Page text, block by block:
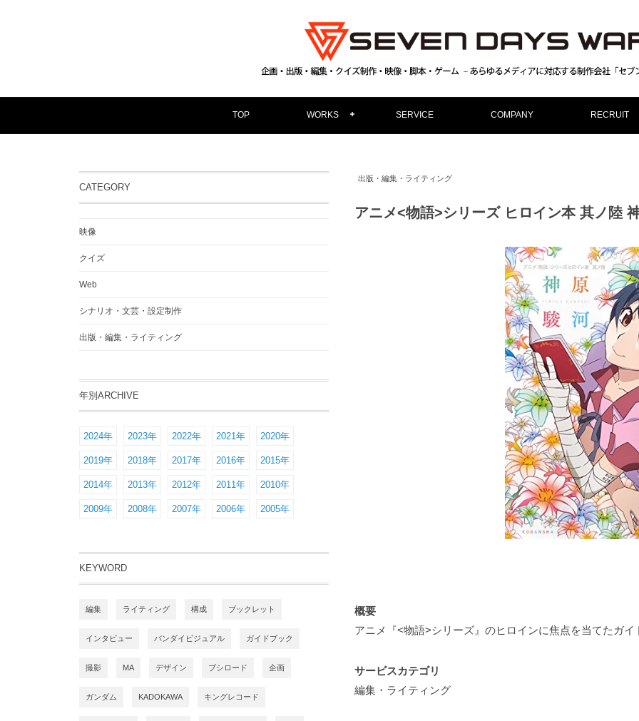
TOP WORKS SERVICE COMPANY RECRUIT
出版・編集・ライティング
アニメ<物語>シリーズ ヒロイン本 其ノ陸
概要
アニメ『<物語>シリーズ』のヒロインに焦点を当てたガ
サービスカテゴリ
編集・ライティング
CATEGORY
映像
クイズ
Web
シナリオ・文芸・設定制作
出版・編集・ライティング
年別ARCHIVE
2024年 2023年 2022年 2021年 2020年
2019年 2018年 2017年 2016年 2015年
2014年 2013年 2012年 2011年 2010年
2009年 2008年 2007年 2006年 2005年
KEYWORD
編集 ライティング 構成 ブックレット
インタビュー バンダイビジュアル ガイドブック
撮影 MA デザイン ブシロード 企画
ガンダム KADOKAWA キングレコード